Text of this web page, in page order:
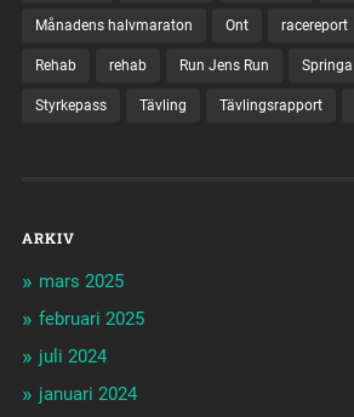
Månadens halvmaraton Ont racereport
Rehab rehab Run Jens Run Springa
Styrkepass Tävling Tävlingsrapport
ARKIV
mars 2025
februari 2025
juli 2024
januari 2024